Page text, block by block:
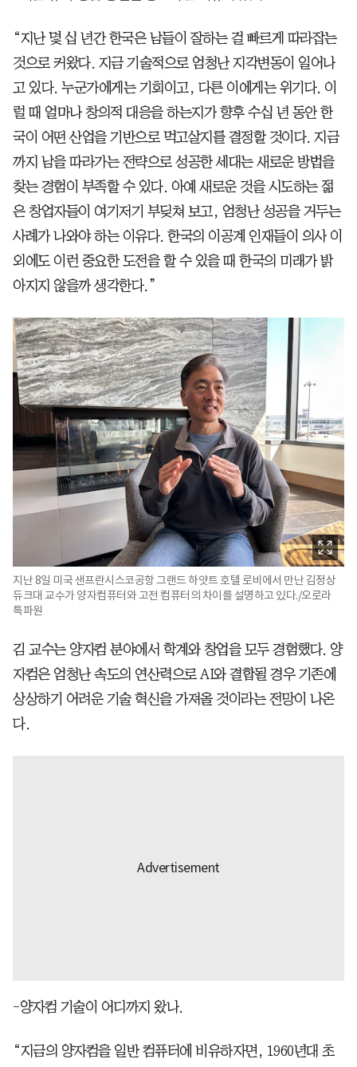
“지난 몇 십 년간 한국은 남들이 잘하는 걸 빠르게 따라잡는
것으로 커왔다. 지금 기술적으로 엄청난 지각변동이 일어나
고 있다. 누군가에게는 기회이고, 다른 이에게는 위기다. 이
럴 때 얼마나 창의적 대응을 하는지가 향후 수십 년 동안 한
국이 어떤 산업을 기반으로 먹고살지를 결정할 것이다. 지금
까지 남을 따라가는 전략으로 성공한 세대는 새로운 방법을
찾는 경험이 부족할 수 있다. 아예 새로운 것을 시도하는 젊
은 창업자들이 여기저기 부딪쳐 보고, 엄청난 성공을 거두는
사례가 나와야 하는 이유다. 한국의 이공계 인재들이 의사 이
외에도 이런 중요한 도전을 할 수 있을 때 한국의 미래가 밝
아지지 않을까 생각한다.”
지난 8일 미국 샌프란시스코공항 그랜드 하얏트 호텔 로비에서 만난 김정상
듀크대 교수가 양자컴퓨터와 고전 컴퓨터의 차이를 설명하고 있다./오로라
특파원
김 교수는 양자컴 분야에서 학계와 창업을 모두 경험했다. 양
자컴은 엄청난 속도의 연산력으로 AI와 결합될 경우 기존에
상상하기 어려운 기술 혁신을 가져올 것이라는 전망이 나온
다.
-양자컴 기술이 어디까지 왔나.
“지금의 양자컴을 일반 컴퓨터에 비유하자면, 1960년대 초